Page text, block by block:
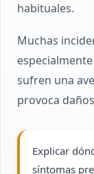
habituales.
Muchas
sufren una
provoca
Explicar
síntomas